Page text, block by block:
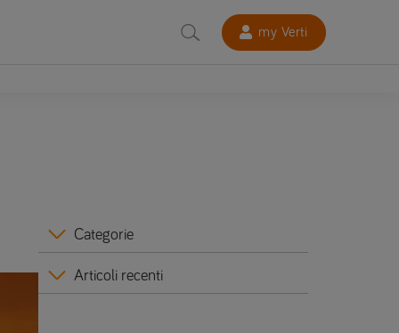
my Verti
Categorie
Articoli recenti